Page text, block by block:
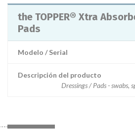
the TOPPER® Xtra
Pads
Modelo / Serial
Descripción del producto
Dressings / Pads - swabs,